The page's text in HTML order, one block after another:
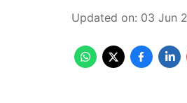
Updated on: 03 Jun